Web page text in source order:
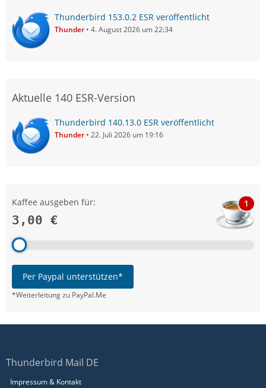
Thunderbird 153.0.2 ESR veröffentlicht
Thunder 4. August 2026 um 22:34
Aktuelle 140 ESR-Version
Thunderbird 140.13.0 ESR veröffentlicht
Thunder 22. Juli 2026 um 19:16
Kaffee ausgeben für:
3,00 €
1
Per Paypal unterstützen*
*Weiterleitung zu PayPal.Me
Thunderbird Mail DE
Impressum & Kontakt